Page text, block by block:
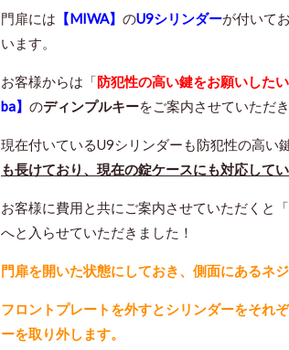
門扉には 【MIWA】 のU9シリンダーが付いて
います。
お客様からは「防犯性の高い鍵をお願いしたい
ba】 のディンプルキーをご案内させていただ
現在付いているU9シリンダーも防犯性の高い
も長けており、現在の錠ケースにも対応して
お客様に費用と共にご案内させていただくと「
へと入らせていただきました！
門扉を開いた状態にしておき、側面にあるネ
フロントプレートを外すとシリンダーをそれ
ーを取り外します。